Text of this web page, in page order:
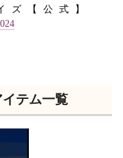
【公式】
テム一覧